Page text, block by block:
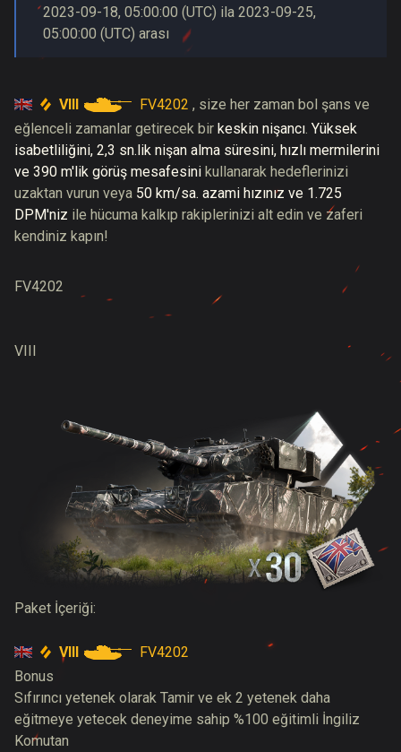
2023-09-18, 05:00:00 (UTC) ila 2023-09-25,
05:00:00 (UTC) arası
VIII FV4202 , size her zaman bol şans ve
eğlenceli zamanlar getirecek bir keskin nişancı. Yüksek
isabetliliğini, 2,3 sn.lik nişan alma süresini, hızlı mermilerini
ve 390 m'lik görüş mesafesini kullanarak hedeflerinizi
uzaktan vurun veya 50 km/sa. azami hızınız ve 1.725
DPM'niz ile hücuma kalkıp rakiplerinizi alt edin ve zaferi
kendiniz kapın!
FV4202
VIII
Paket İçeriği:
VIII
FV4202
Bonus
Sıfırıncı yetenek olarak Tamir ve ek 2 yetenek daha
eğitmeye yetecek deneyime sahip %100 eğitimli İngiliz
Komutan